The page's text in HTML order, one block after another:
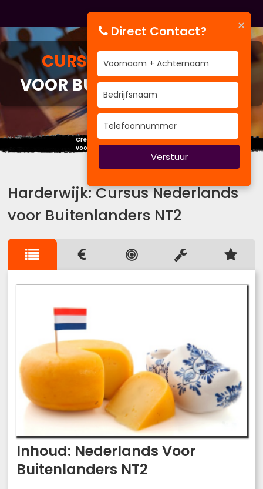
CURSUSNEDERLANDS
VOOR BUITENLANDERS NT2
Creëer nu je eigen toekomst,
voordat een ander het voor je doet.
Harderwijk: Cursus Nederlands
voor Buitenlanders NT2
Inhoud: Nederlands Voor
Buitenlanders NT2
×
Direct Contact?
Verstuur